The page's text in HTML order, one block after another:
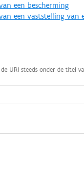
een bescherming
een vaststelling van
URI steeds onder de titel